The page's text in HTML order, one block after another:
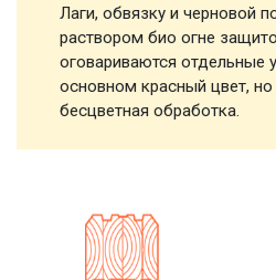
Лаги, обвязку и черновой
раствором био огне
оговариваются отдельные
основном красный цвет,
бесцветная обработка.